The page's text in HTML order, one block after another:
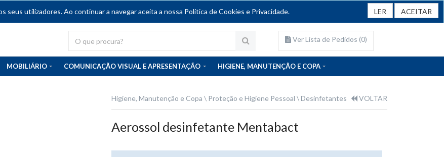
utilizadores. Ao continuar a navegar aceita a nossa Política de Cookies e Privacidade. LER ACEITAR
Ver Lista de Pedidos (0)
MOBILIÁRIO COMUNICAÇÃO VISUAL E APRESENTAÇÃO HIGIENE, MANUTENÇÃO E COPA
Higiene, Manutenção e Copa Proteção e Higiene Pessoal Desinfetantes VOLTAR
Aerossol desinfetante Mentabact